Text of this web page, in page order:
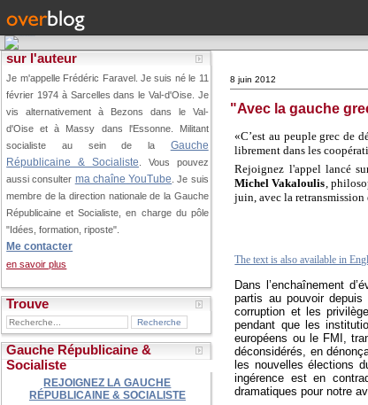
sur l'auteur
Je m'appelle Frédéric Faravel. Je suis né le 11
février 1974 à Sarcelles dans le Val-d'Oise. Je
vis alternativement à Bezons dans le Val-
d'Oise et à Massy dans l'Essonne. Militant
socialiste au sein de la Gauche
Républicaine & Socialiste . Vous pouvez
aussi consulter ma chaîne YouTube . Je suis
membre de la direction nationale de la Gauche
Républicaine et Socialiste, en charge du pôle
"Idées, formation, riposte".
Me contacter
en savoir plus
Trouve
Gauche Républicaine &
Socialiste
REJOIGNEZ LA GAUCHE
RÉPUBLICAINE & SOCIALISTE
8 juin 2012
"Avec la gauche
«C’est au peuple grec de
librement dans les
Rejoignez l'appel lancé
Michel Vakaloulis ,
juin, avec la retransmission
The text is also available in
Dans l’enchaînement
partis au pouvoir depuis
corruption et les
pendant que les
européens ou le FMI,
déconsidérés, en
les nouvelles élections
ingérence est en
dramatiques pour notre